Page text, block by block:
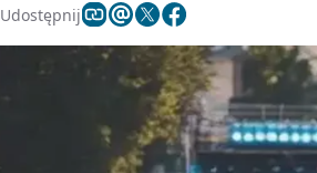
Udostępnij